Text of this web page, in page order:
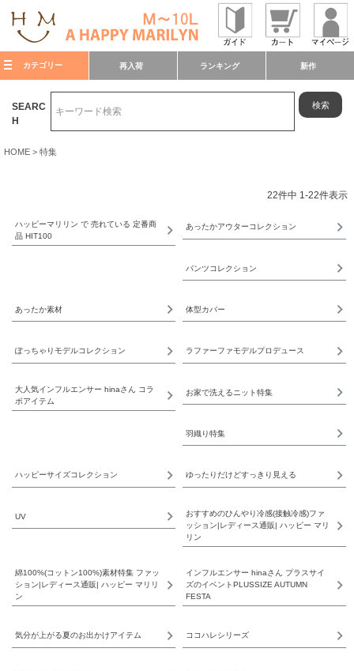
カテゴリー 再入荷 ランキング 新作
SEARC
H
検索
HOME 特集
22件中 1-22件表示
ハッピーマリリン で 売れている 定番商
品 HIT100
あったかアウターコレクション
パンツコレクション
あったか素材 体型カバー
ぽっちゃりモデルコレクション ラファーファモデルプロデュース
大人気インフルエンサー hinaさん コラ
ボアイテム
お家で洗えるニット特集
羽織り特集
ハッピーサイズコレクション ゆったりだけどすっきり見える
UV
おすすめのひんやり冷感(接触冷感)ファ
ッション|レディース通販| ハッピー マリ
リン
綿100%(コットン100%)素材特集 ファッ
ション|レディース通販| ハッピー マリリ
ン
インフルエンサー hinaさん プラスサイ
ズのイベントPLUSSIZE AUTUMN
FESTA
気分が上がる夏のお出かけアイテム ココハレシリーズ